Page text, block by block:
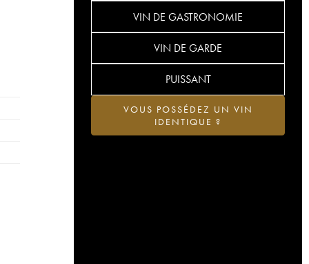
VIN DE GASTRONOMIE
VIN DE GARDE
PUISSANT
VOUS POSSÉDEZ UN VIN
IDENTIQUE ?